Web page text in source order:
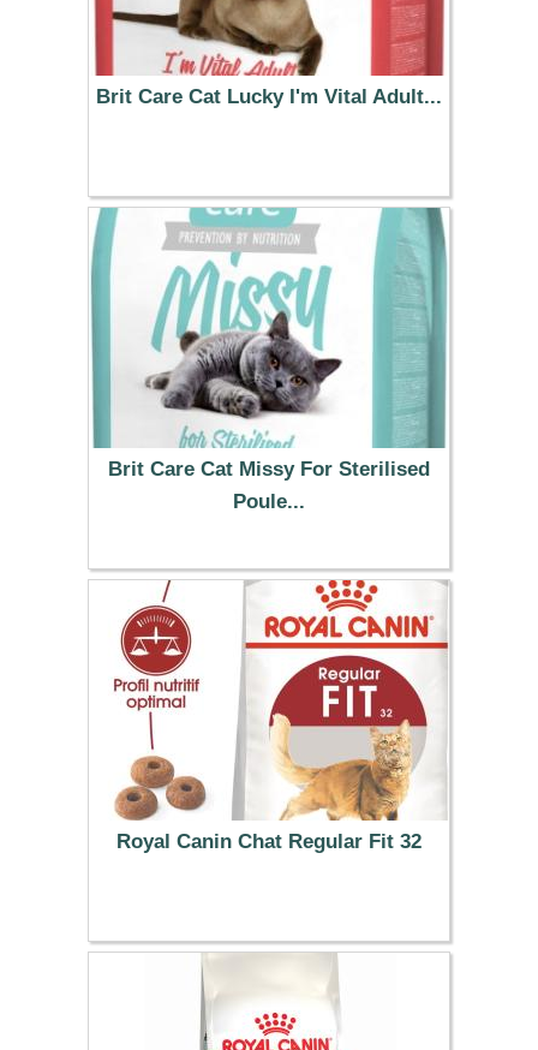
Brit Care Cat Lucky I'm Vital Adult...
13.99 €
Brit Care Cat Missy For Sterilised
Poule...
13.99 €
Royal Canin Chat Regular Fit 32
47.59 €